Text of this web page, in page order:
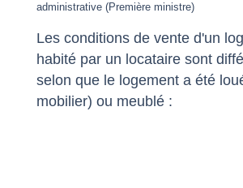
administrative (Première ministre)
Les conditions de vente d'un
habité par un locataire sont
selon que le logement a été
mobilier) ou meublé :